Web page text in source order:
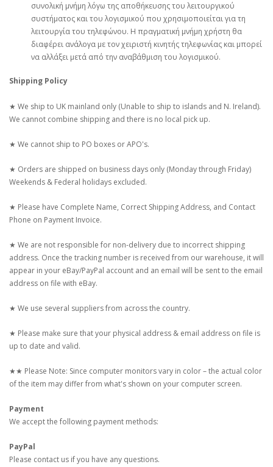
συνολική μνήμη λόγω της αποθήκευσης του λειτουργικού
συστήματος και του λογισμικού που χρησιμοποιείται για τη
λειτουργία του τηλεφώνου. Η πραγματική μνήμη χρήστη θα
διαφέρει ανάλογα με τον χειριστή κινητής τηλεφωνίας και μπορεί
να αλλάξει μετά από την αναβάθμιση του λογισμικού.
Shipping Policy
★ We ship to UK mainland only (Unable to ship to islands and N. Ireland).
We cannot combine shipping and there is no local pick up.
★ We cannot ship to PO boxes or APO's.
★ Orders are shipped on business days only (Monday through Friday)
Weekends & Federal holidays excluded.
★ Please have Complete Name, Correct Shipping Address, and Contact
Phone on Payment Invoice.
★ We are not responsible for non-delivery due to incorrect shipping
address. Once the tracking number is received from our warehouse, it will
appear in your eBay/PayPal account and an email will be sent to the email
address on file with eBay.
★ We use several suppliers from across the country.
★ Please make sure that your physical address & email address on file is
up to date and valid.
★★ Please Note: Since computer monitors vary in color – the actual color
of the item may differ from what's shown on your computer screen.
Payment
We accept the following payment methods:
PayPal
Please contact us if you have any questions.